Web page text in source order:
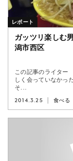
ガッツリ楽しむ
潟市西区
この記事のライター
しく会っていなかっ
そ...
2014.3.25 食べる
レポート